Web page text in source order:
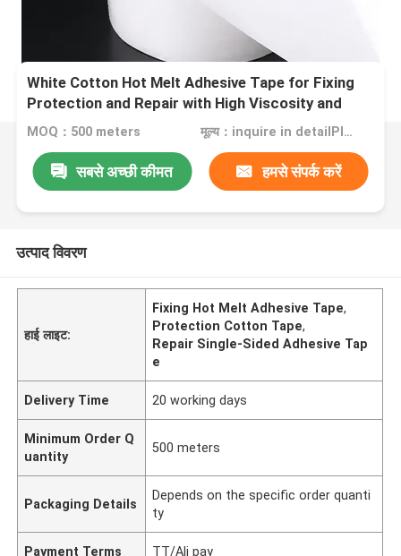
White Cotton Hot Melt Adhesive Tape for Fixing
Protection and Repair with High Viscosity and
Hand Tearing
MOQ：500 meters मूल्य：inquire in detailPlease contact us for quotation
सबसे अच्छी कीमत हमसे संपर्क करें
उत्पाद विवरण
हाई लाइट:
Fixing Hot Melt Adhesive Tape,
Protection Cotton Tape,
Repair Single-Sided Adhesive Tap
e
Delivery Time 20 working days
Minimum Order Q
uantity
500 meters
Packaging Details
Depends on the specific order quanti
ty
Payment Terms TT/Ali pay